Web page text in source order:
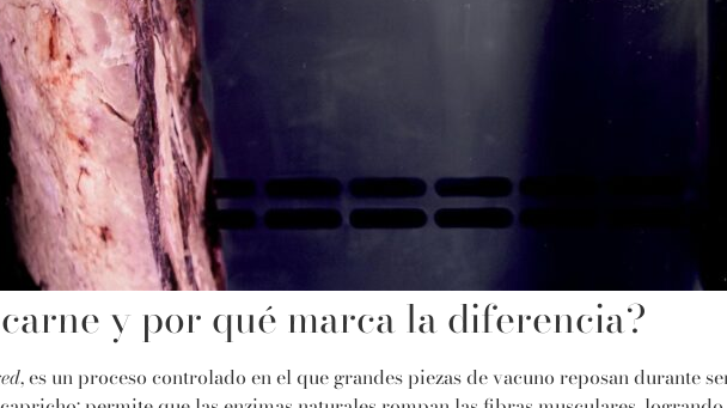
y por qué marca la diferencia?
, es un proceso controlado en el que grandes piezas de vacuno reposan durante